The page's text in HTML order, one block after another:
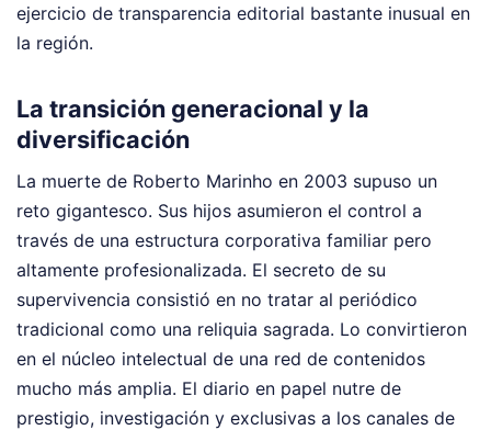
ejercicio de transparencia editorial bastante inusual en
la región.
La transición generacional y la
diversificación
La muerte de Roberto Marinho en 2003 supuso un
reto gigantesco. Sus hijos asumieron el control a
través de una estructura corporativa familiar pero
altamente profesionalizada. El secreto de su
supervivencia consistió en no tratar al periódico
tradicional como una reliquia sagrada. Lo convirtieron
en el núcleo intelectual de una red de contenidos
mucho más amplia. El diario en papel nutre de
prestigio, investigación y exclusivas a los canales de